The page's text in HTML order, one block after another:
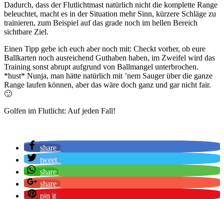
Dadurch, dass der Flutlichtmast natürlich nicht die komplette Range
beleuchtet, macht es in der Situation mehr Sinn, kürzere Schläge zu
trainieren, zum Beispiel auf das grade noch im hellen Bereich
sichtbare Ziel.
Einen Tipp gebe ich euch aber noch mit: Checkt vorher, ob eure
Ballkarten noch ausreichend Guthaben haben, im Zweifel wird das
Training sonst abrupt aufgrund von Ballmangel unterbrochen.
*hust* Nunja, man hätte natürlich mit ’nem Sauger über die ganze
Range laufen können, aber das wäre doch ganz und gar nicht fair.
🙂
Golfen im Flutlicht: Auf jeden Fall!
share
tweet
share
share
pin it